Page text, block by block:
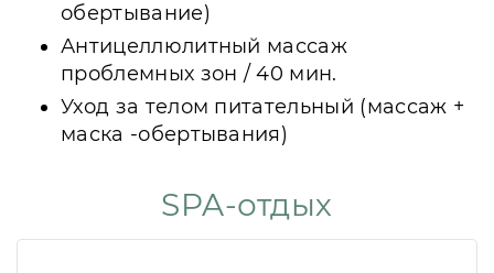
обертывание)
Антицеллюлитный массаж
проблемных зон / 40 мин.
Уход за телом питательный (массаж +
маска -обертывания)
SPA-отдых